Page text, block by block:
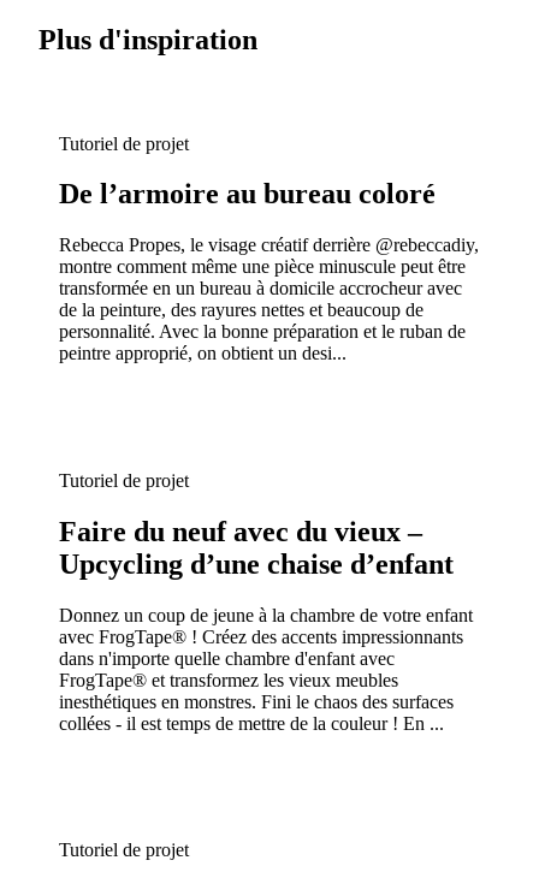
Plus d'inspiration
Tutoriel de projet
De l’armoire au bureau coloré
Rebecca Propes, le visage créatif derrière @rebeccadiy,
montre comment même une pièce minuscule peut être
transformée en un bureau à domicile accrocheur avec
de la peinture, des rayures nettes et beaucoup de
personnalité. Avec la bonne préparation et le ruban de
peintre approprié, on obtient un desi...
Tutoriel de projet
Faire du neuf avec du vieux –
Upcycling d’une chaise d’enfant
Donnez un coup de jeune à la chambre de votre enfant
avec FrogTape® ! Créez des accents impressionnants
dans n'importe quelle chambre d'enfant avec
FrogTape® et transformez les vieux meubles
inesthétiques en monstres. Fini le chaos des surfaces
collées - il est temps de mettre de la couleur ! En ...
Tutoriel de projet